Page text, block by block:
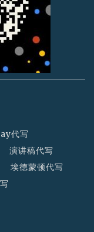
代写
演讲稿代写
埃德蒙顿代写